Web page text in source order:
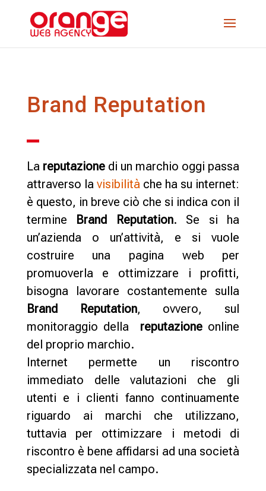
Brand Reputation
La reputazionedi un marchio oggi passa
attraverso la visibilitàche ha su internet:
è questo, in breve ciò che si indica con il
termine Brand Reputation. Se si ha
un’azienda o un’attività, e si vuole
costruire una pagina web per
promuoverla e ottimizzare i profitti,
bisogna lavorare costantemente sulla
Brand Reputation, ovvero, sul
monitoraggio della reputazioneonline
del proprio marchio.
Internet permette un riscontro
immediato delle valutazioni che gli
utenti e i clienti fanno continuamente
riguardo ai marchi che utilizzano,
tuttavia per ottimizzare i metodi di
riscontro è bene affidarsi ad una società
specializzata nel campo.